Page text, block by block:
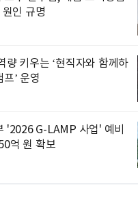
인 규명
량 키우는 ‘현직자와 함께하
’ 운영
'2026 G-LAMP 사업' 예비
억 원 확보